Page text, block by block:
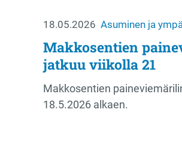
18.05.2026 Asuminen ja
Makkosentien
jatkuu viikolla 21
Makkosentien
18.5.2026 alkaen.